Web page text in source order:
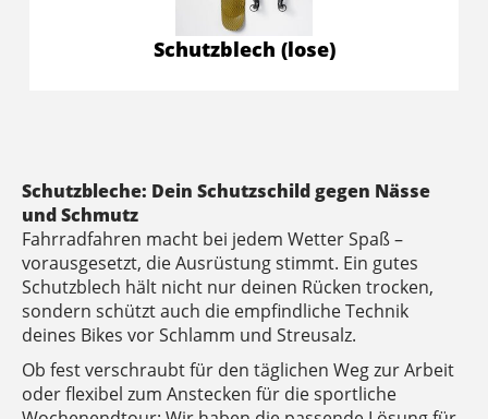
Schutzblech (lose)
Schutzbleche: Dein Schutzschild gegen Nässe
und Schmutz
Fahrradfahren macht bei jedem Wetter Spaß –
vorausgesetzt, die Ausrüstung stimmt. Ein gutes
Schutzblech hält nicht nur deinen Rücken trocken,
sondern schützt auch die empfindliche Technik
deines Bikes vor Schlamm und Streusalz.
Ob fest verschraubt für den täglichen Weg zur Arbeit
oder flexibel zum Anstecken für die sportliche